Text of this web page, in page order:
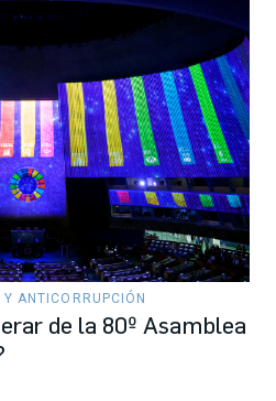
ANTICORRUPCIÓN
de la 80º Asamblea